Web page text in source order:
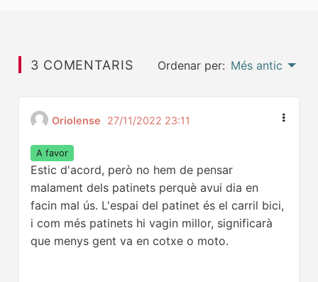
3 COMENTARIS Ordenar per: Més antic
Oriolense 27/11/2022 23:11
A favor
Estic d'acord, però no hem de pensar
malament dels patinets perquè avui dia en
facin mal ús. L'espai del patinet és el carril bici,
i com més patinets hi vagin millor, significarà
que menys gent va en cotxe o moto.